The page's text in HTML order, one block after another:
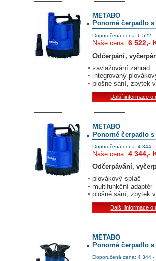
METABO
Ponorné čerpadlo
Doporučená cena: 6 522,-
Naše cena: 6 522,-
Odčerpání,
zavlažování zahrad
integrovaný
plošné sání, zbytek
Další informace o
METABO
Ponorné čerpadlo
Doporučená cena: 4 344,-
Naše cena: 4 344,-
Odčerpávání,
plovákový spíač
multifunkční adaptér
plošné sání, zbytek
Další informace o
METABO
Ponorné čerpadlo
Doporučená cena: 4 344,-